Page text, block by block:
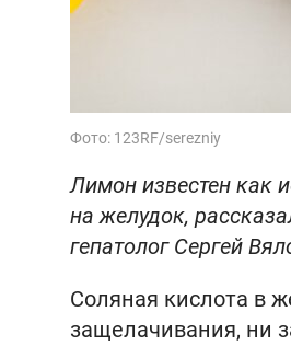
Фото: 123RF/serezniy
Лимон известен как
на желудок,
гепатолог Сергей
Соляная кислота в
защелачивания, ни